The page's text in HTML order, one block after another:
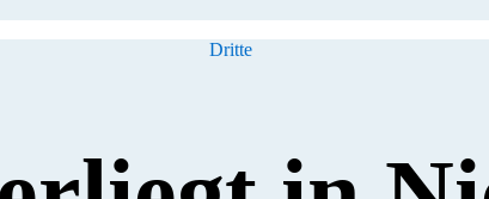
Kategorien
Dritte